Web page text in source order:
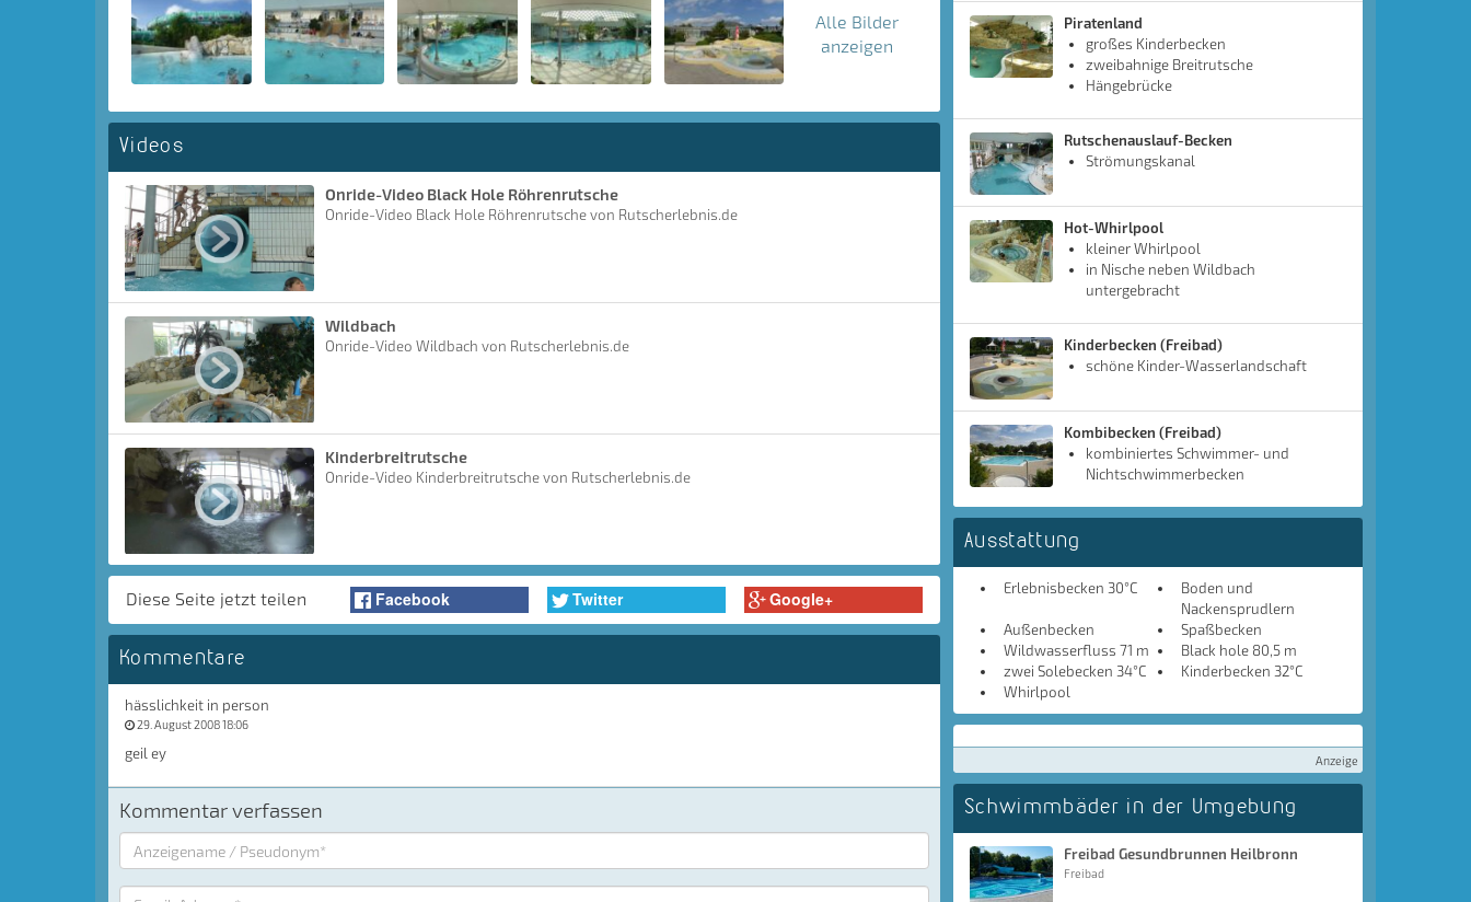
Alle Bilder
anzeigen
Videos
Onride-Video Black Hole Röhrenrutsche
Onride-Video Black Hole Röhrenrutsche von Rutscherlebnis.de
Wildbach
Onride-Video Wildbach von Rutscherlebnis.de
Kinderbreitrutsche
Onride-Video Kinderbreitrutsche von Rutscherlebnis.de
Diese Seite jetzt teilen Facebook Twitter Google+
Kommentare
hässlichkeit in person
29. August 2008 18:06
geil ey
Kommentar verfassen
Piratenland
großes Kinderbecken
zweibahnige Breitrutsche
Hängebrücke
Rutschenauslauf-Becken
Strömungskanal
Hot-Whirlpool
kleiner Whirlpool
in Nische neben Wildbach
untergebracht
Kinderbecken (Freibad)
schöne Kinder-Wasserlandschaft
Kombibecken (Freibad)
kombiniertes Schwimmer- und
Nichtschwimmerbecken
Ausstattung
Erlebnisbecken 30°C
Boden und
Nackensprudlern
Außenbecken
Spaßbecken
Wildwasserfluss 71 m
Black hole 80,5 m
zwei Solebecken 34°C
Kinderbecken 32°C
Whirlpool
Anzeige
Schwimmbäder in der Umgebung
Freibad Gesundbrunnen Heilbronn
Freibad